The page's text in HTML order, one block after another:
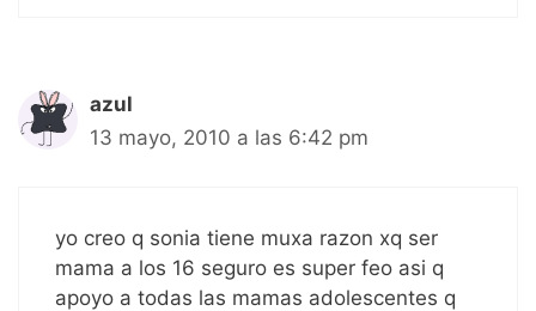
azul
13 mayo, 2010 a las 6:42 pm
yo creo q sonia tiene muxa razon xq ser
mama a los 16 seguro es super feo asi q
apoyo a todas las mamas adolescentes q